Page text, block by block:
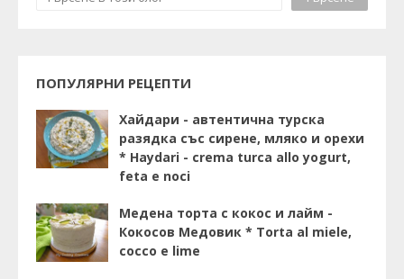
ПОПУЛЯРНИ РЕЦЕПТИ
Хайдари - автентична турска
разядка със сирене, мляко и орехи
* Haydari - crema turca allo yogurt,
feta e noci
Медена торта с кокос и лайм -
Кокосов Медовик * Torta al miele,
cocco e lime